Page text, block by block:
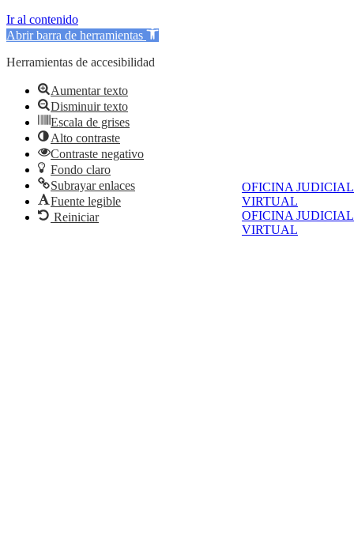
OFICINA JUDICIAL
VIRTUAL
OFICINA JUDICIAL
VIRTUAL
Ir al contenido
Abrir barra de herramientas
Herramientas de accesibilidad
Aumentar texto
Disminuir texto
Escala de grises
Alto contraste
Contraste negativo
Fondo claro
Subrayar enlaces
Fuente legible
Reiniciar